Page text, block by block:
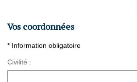
Vos coordonnées
* Information obligatoire
Civilité :